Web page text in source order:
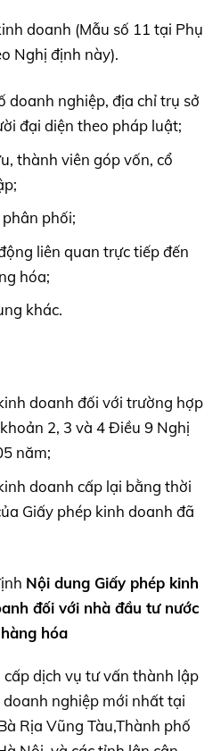
doanh (Mẫu số 11 tại Phụ
Nghị định này).
doanh nghiệp, địa chỉ trụ sở
đại diện theo pháp luật;
thành viên góp vốn, cổ
phối;
liên quan trực tiếp đến
hóa;
khác.
doanh đối với trường hợp
2, 3 và 4 Điều 9 Nghị
năm;
doanh cấp lại bằng thời
Giấy phép kinh doanh đã
Nội dung Giấy phép kinh
đối với nhà đầu tư nước
hóa
dịch vụ tư vấn thành lập
nghiệp mới nhất tại
Rịa Vũng Tàu,Thành phố